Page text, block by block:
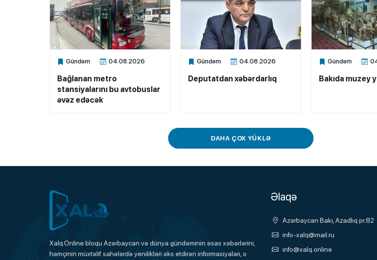
Gündəm 04.08.2026
Xalq.Online
Bağlanan metro
stansiyalarını bu avtobuslar
əvəz edəcək
Gündəm 04.08.2026
Xalq.Online
Deputatdan xəbərdarlıq
Gündəm
Xalq.Online
Bakıda muzey
DAHA ÇOX YÜKLƏ
Xalq.Online
Xalq.Online bloqu Azərbaycan və dünya gündəminin əsas xəbərlərini,
həmçinin müxtəlif sahələrdə yenilikləri əks etdirən informasiyaları, o
Əlaqə
Azərbaycan Bakı, Azadlıq pr.82
info-xalq@mail.ru
info@xalq.online